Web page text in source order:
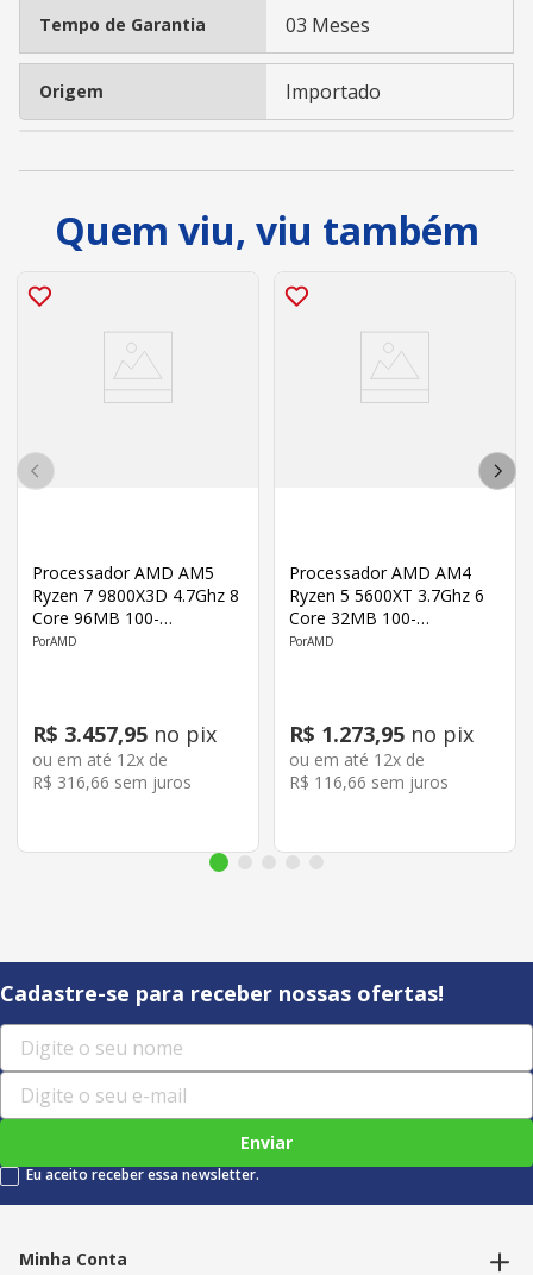
Tempo de Garantia 03 Meses
Origem Importado
Quem viu, viu também
Processador AMD AM5
Ryzen 7 9800X3D 4.7Ghz 8
Core 96MB 100-
100001084WOF
AMD
R$ 3.457,95 no pix
ou em até 12x de
R$ 316,66 sem juros
Processador AMD AM4
Ryzen 5 5600XT 3.7Ghz 6
Core 32MB 100-
100001585BOX
AMD
R$ 1.273,95 no pix
ou em até 12x de
R$ 116,66 sem juros
Cadastre-se para receber nossas ofertas!
Enviar
Eu aceito receber essa newsletter.
Minha Conta